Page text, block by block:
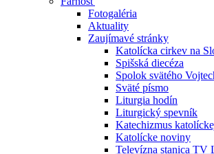
Fotogaléria
Aktuality
Zaujímavé stránky
Katolícka cirkev na
Spišská diecéza
Spolok svätého
Sväté písmo
Liturgia hodín
Liturgický spevník
Katechizmus
Katolícke noviny
Televízna stanica TV